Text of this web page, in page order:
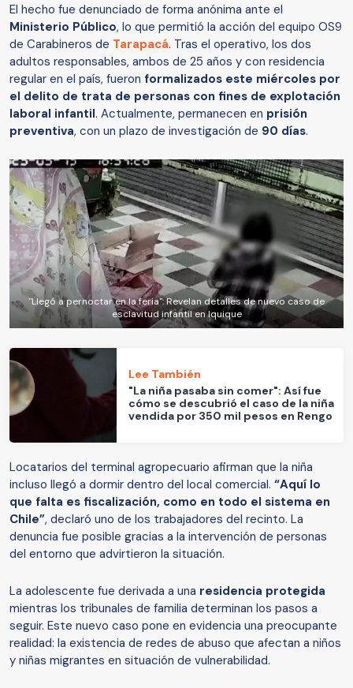
El hecho fue denunciado de forma anónima ante el
Ministerio Público, lo que permitió la acción del equipo OS9
de Carabineros de Tarapacá. Tras el operativo, los dos
adultos responsables, ambos de 25 años y con residencia
regular en el país, fueron formalizados este miércoles por
el delito de trata de personas con fines de explotación
laboral infantil. Actualmente, permanecen en prisión
preventiva, con un plazo de investigación de 90 días.
"Llegó a pernoctar en la feria": Revelan detalles de nuevo caso de
esclavitud infantil en Iquique
Lee También
"La niña pasaba sin comer": Así fue
cómo se descubrió el caso de la niña
vendida por 350 mil pesos en Rengo
Locatarios del terminal agropecuario afirman que la niña
incluso llegó a dormir dentro del local comercial. “Aquí lo
que falta es fiscalización, como en todo el sistema en
Chile”, declaró uno de los trabajadores del recinto. La
denuncia fue posible gracias a la intervención de personas
del entorno que advirtieron la situación.
La adolescente fue derivada a una residencia protegida
mientras los tribunales de familia determinan los pasos a
seguir. Este nuevo caso pone en evidencia una preocupante
realidad: la existencia de redes de abuso que afectan a niños
y niñas migrantes en situación de vulnerabilidad.